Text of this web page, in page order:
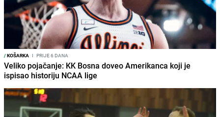
/KOŠARKA I PRIJE 6 DANA
Veliko pojačanje: KK Bosna doveo Amerikanca koji je
ispisao historiju NCAA lige